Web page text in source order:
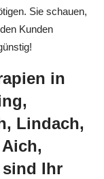
Sie schauen,
Kunden
in
Lindach,
Ihr